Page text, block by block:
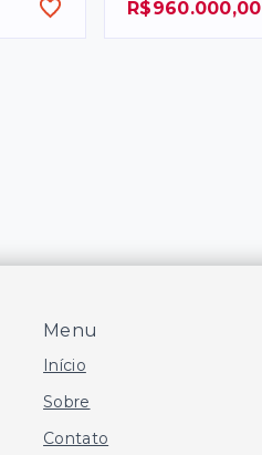
R$960.000,00
Menu
Início
Sobre
Contato